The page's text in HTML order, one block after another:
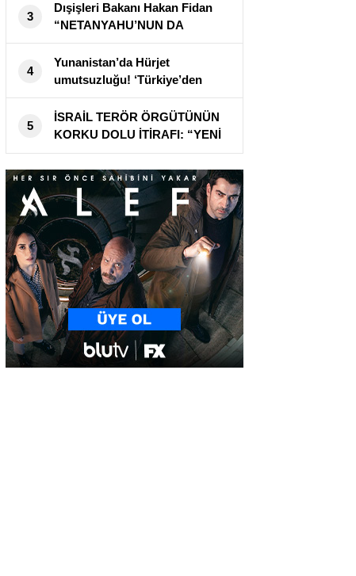
3
Dışişleri Bakanı Hakan Fidan
“NETANYAHU’NUN DA
BAŞINA GELECEĞİNİ
GÖRECEKSİNİZ”
4
Yunanistan’da Hürjet
umutsuzluğu! ‘Türkiye’den
Avrupa’ya dev giriş’
5
İSRAİL TERÖR ÖRGÜTÜNÜN
KORKU DOLU İTİRAFI: “YENİ
ORTA DOĞU’NUN ANAHTARI
TÜRKİYE’NİN ELİNDE!